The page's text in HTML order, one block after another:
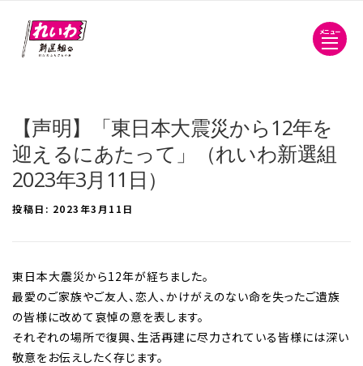
メニュー
【声明】「東日本大震災から12年を
迎えるにあたって」（れいわ新選組
2023年3月11日）
投稿日: 2023年3月11日
東日本大震災から12年が経ちました。
最愛のご家族やご友人、恋人、かけがえのない命を失ったご遺族
の皆様に改めて哀悼の意を表します。
それぞれの場所で復興、生活再建に尽力されている皆様には深い
敬意をお伝えしたく存じます。